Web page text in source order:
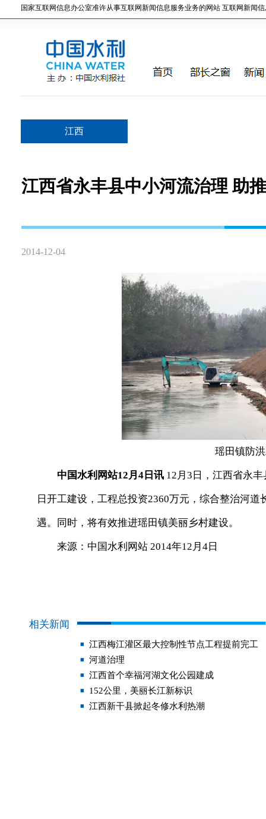
国家互联网信息办公室准许从事互联网新闻信息服务业务的网站 互联网新闻信
江西
江西省永丰县中小河流治理 助
2014-12-04
瑶田镇防
中国水利网站12月4日讯 12月3日，江西省永
日开工建设，工程总投资2360万元，综合整治河
遇。同时，将有效推进瑶田镇美丽乡村建设。
来源：中国水利网站 2014年12月4日
相关新闻
江西梅江灌区最大控制性节点工程提前完工
河道治理
江西首个幸福河湖文化公园建成
152公里，美丽长江新标识
江西新干县掀起冬修水利热潮